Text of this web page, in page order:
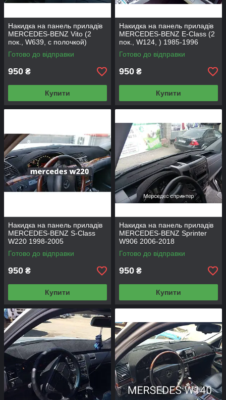
Накидка на панель приладів
MERCEDES-BENZ Vito (2
пок., W639, с полочкой)
2003-2014
Готово до відправки
950 ₴
Купити
Накидка на панель приладів
MERCEDES-BENZ E-Class (2
пок., W124, ) 1985-1996
Готово до відправки
950 ₴
Купити
Накидка на панель приладів
MERCEDES-BENZ S-Class
W220 1998-2005
Готово до відправки
950 ₴
Купити
Накидка на панель приладів
MERCEDES-BENZ Sprinter
W906 2006-2018
Готово до відправки
950 ₴
Купити